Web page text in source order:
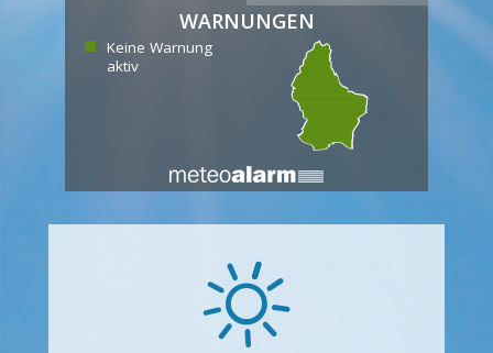
WARNUNGEN
Keine Warnung
aktiv